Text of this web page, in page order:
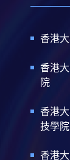
香港
香港
院
香港
技學院
香港